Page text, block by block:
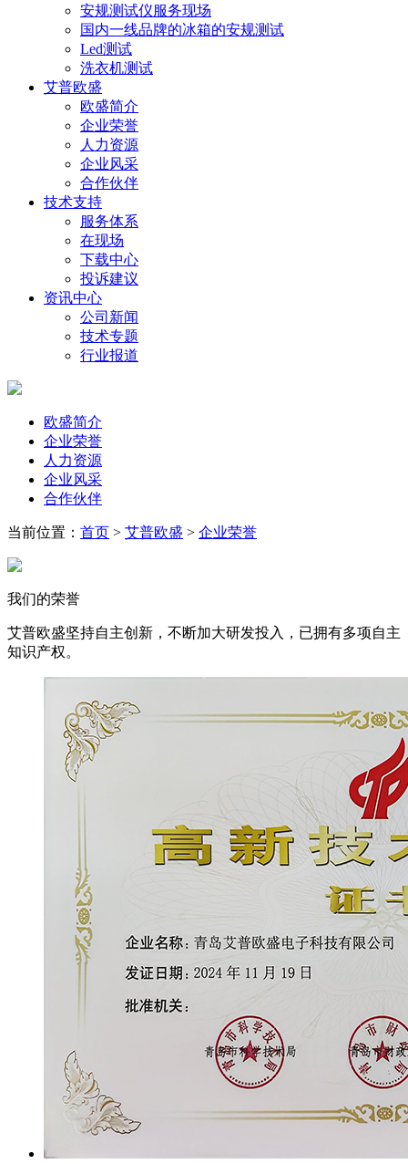
安规测试仪服务现场
国内一线品牌的冰箱的安规测试
Led测试
洗衣机测试
艾普欧盛
欧盛简介
企业荣誉
人力资源
企业风采
合作伙伴
技术支持
服务体系
在现场
下载中心
投诉建议
资讯中心
公司新闻
技术专题
行业报道
欧盛简介
企业荣誉
人力资源
企业风采
合作伙伴
当前位置： 首页 > 艾普欧盛 > 企业荣誉
我们的荣誉
艾普欧盛坚持自主创新，不断加大研发投入，已拥有多项自主
知识产权。